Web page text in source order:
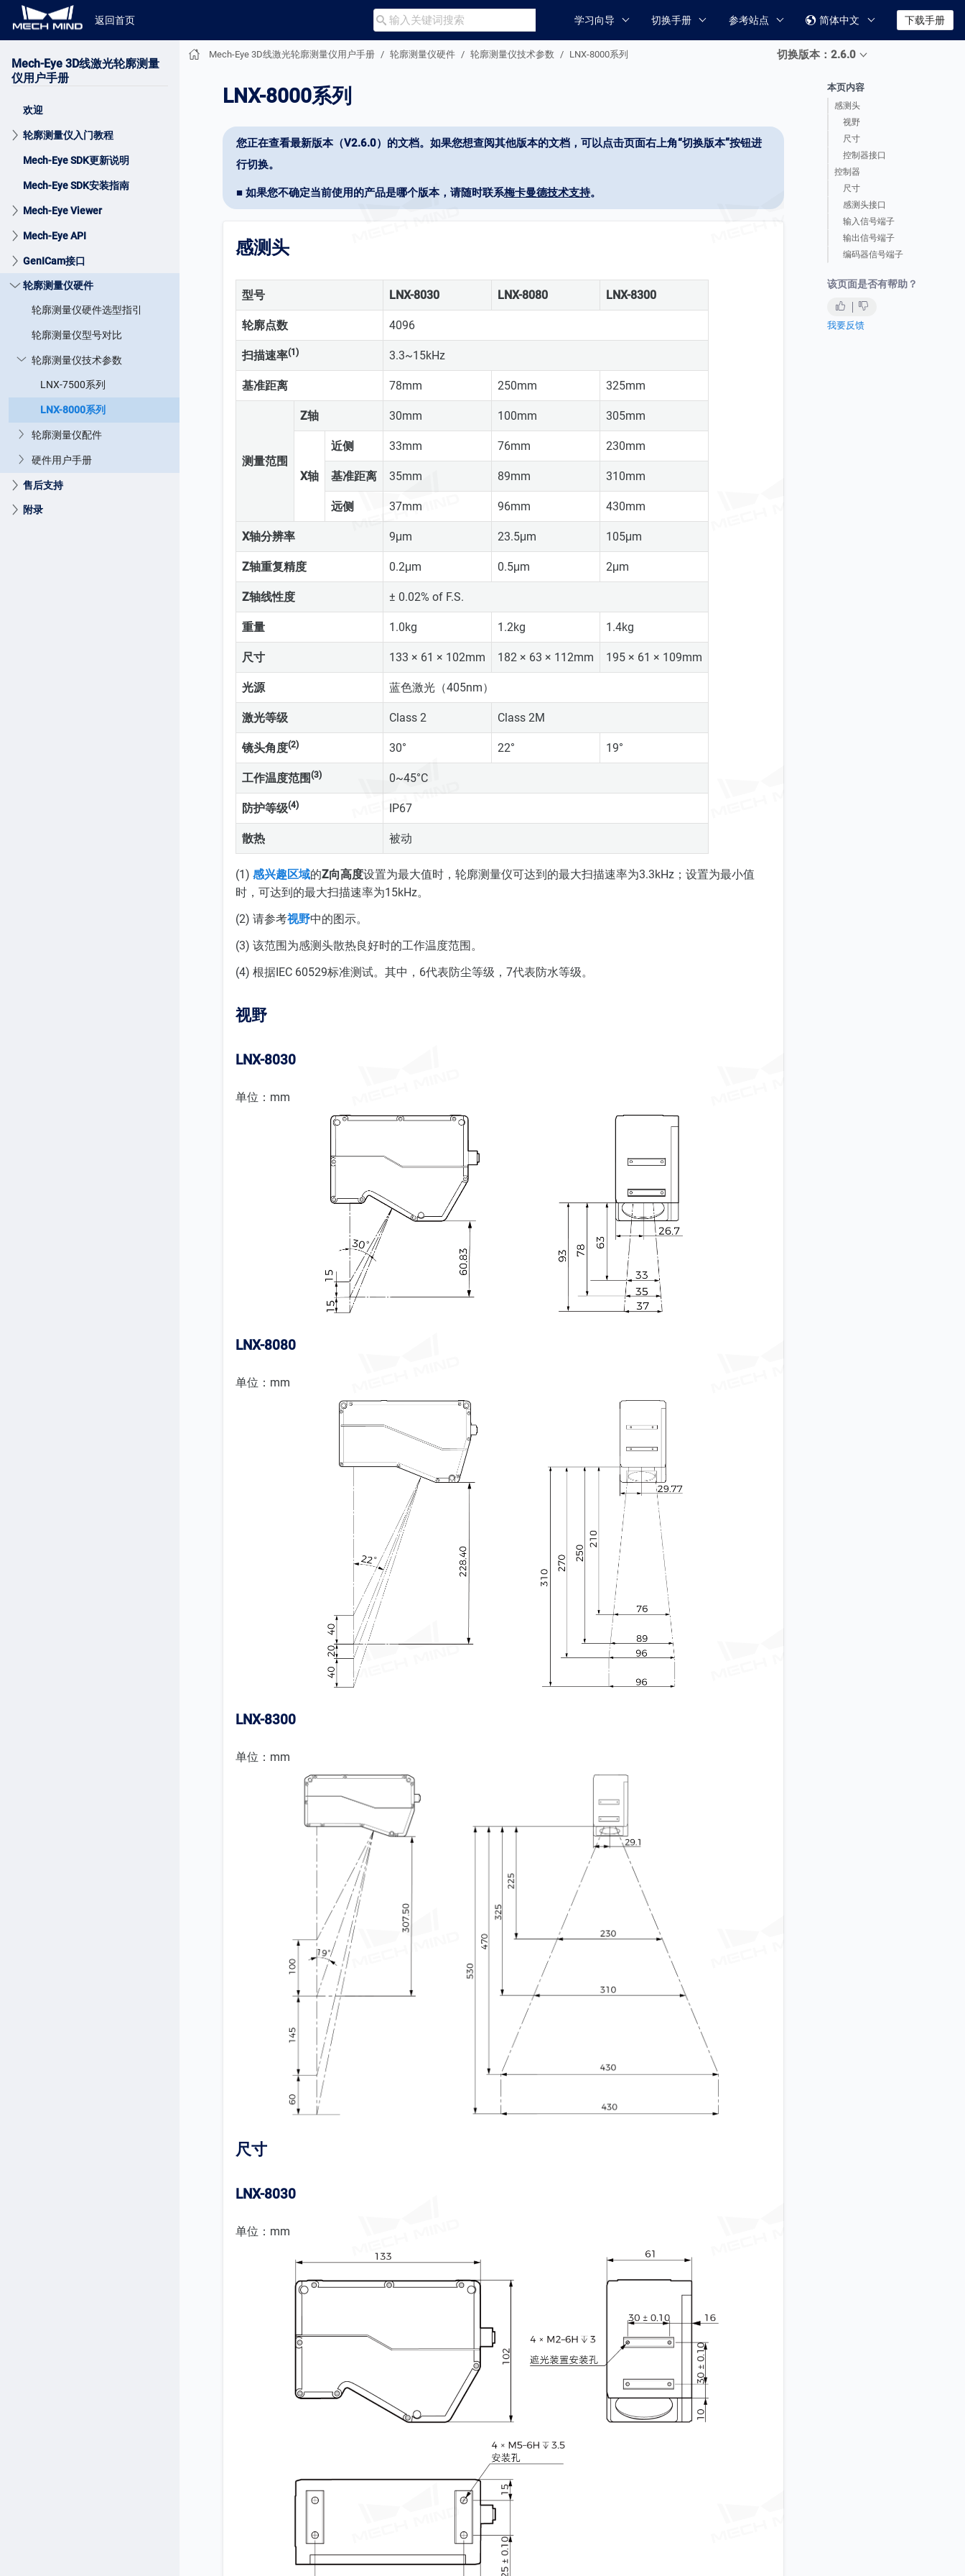
返回首页  学习向导 切换手册 参考站点  简体中文 下载手册
Mech-Eye 3D线激光轮廓测量
仪用户手册
欢迎
轮廓测量仪入门教程
Mech-Eye SDK更新说明
Mech-Eye SDK安装指南
Mech-Eye Viewer
Mech-Eye API
GenICam接口
轮廓测量仪硬件
轮廓测量仪硬件选型指引
轮廓测量仪型号对比
轮廓测量仪技术参数
LNX-7500系列
LNX-8000系列
轮廓测量仪配件
硬件用户手册
售后支持
附录
Mech-Eye 3D线激光轮廓测量仪用户手册 轮廓测量仪硬件 轮廓测量仪技术参数 LNX-8000系列 切换版本：2.6.0
本页内容
感测头
视野
尺寸
控制器接口
控制器
尺寸
感测头接口
输入信号端子
输出信号端子
编码器信号端子
该页面是否有帮助？
我要反馈
LNX-8000系列
您正在查看最新版本（V2.6.0）的文档。如果您想查阅其他版本的文档，可以点击页面右上角“切换版本”按钮进
行切换。
■ 如果您不确定当前使用的产品是哪个版本，请随时联系梅卡曼德技术支持。
感测头
型号 LNX-8030 LNX-8080 LNX-8300
轮廓点数 4096
扫描速率(1) 3.3~15kHz
基准距离 78mm 250mm 325mm
测量范围
Z轴 30mm 100mm 305mm
X轴
近侧 33mm 76mm 230mm
基准距离 35mm 89mm 310mm
远侧 37mm 96mm 430mm
X轴分辨率 9μm 23.5μm 105μm
Z轴重复精度 0.2μm 0.5μm 2μm
Z轴线性度 ± 0.02% of F.S.
重量 1.0kg 1.2kg 1.4kg
尺寸 133 × 61 × 102mm 182 × 63 × 112mm 195 × 61 × 109mm
光源 蓝色激光（405nm）
激光等级 Class 2 Class 2M
镜头角度(2) 30° 22° 19°
工作温度范围 (3) 0~45°C
防护等级(4) IP67
散热 被动
(1) 感兴趣区域的Z向高度设置为最大值时，轮廓测量仪可达到的最大扫描速率为3.3kHz；设置为最小值
时，可达到的最大扫描速率为15kHz。
(2) 请参考视野中的图示。
(3) 该范围为感测头散热良好时的工作温度范围。
(4) 根据IEC 60529标准测试。其中，6代表防尘等级，7代表防水等级。
视野
LNX-8030
单位：mm
LNX-8080
单位：mm
LNX-8300
单位：mm
尺寸
LNX-8030
单位：mm